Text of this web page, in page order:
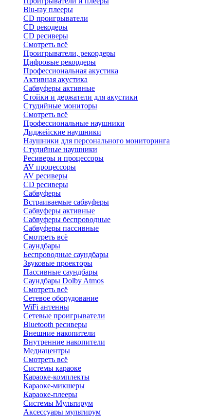
Blu-ray плееры
CD проигрыватели
CD рекодеры
CD ресиверы
Смотреть всё
Проигрыватели, рекордеры
Цифровые рекордеры
Профессиональная акустика
Активная акустика
Сабвуферы активные
Стойки и держатели для акустики
Студийные мониторы
Смотреть всё
Профессиональные наушники
Диджейские наушники
Наушники для персонального мониторинга
Студийные наушники
Ресиверы и процессоры
AV процессоры
AV ресиверы
CD ресиверы
Сабвуферы
Встраиваемые сабвуферы
Сабвуферы активные
Сабвуферы беспроводные
Сабвуферы пассивные
Смотреть всё
Саундбары
Беспроводные саундбары
Звуковые проекторы
Пассивные саундбары
Саундбары Dolby Atmos
Смотреть всё
Сетевое оборудование
WiFi антенны
Сетевые проигрыватели
Bluetooth ресиверы
Внешние накопители
Внутренние накопители
Медиацентры
Смотреть всё
Системы караоке
Караоке-комплекты
Караоке-микшеры
Караоке-плееры
Системы Мультирум
Аксессуары мультирум